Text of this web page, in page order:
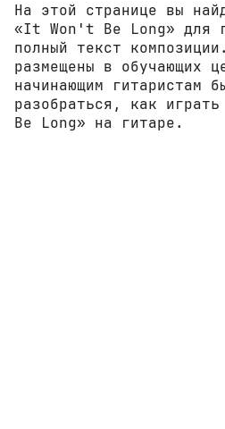
На этой странице вы
«It Won't Be Long» для
полный текст
размещены в обучающих
начинающим гитаристам
разобраться, как
Be Long» на гитаре.